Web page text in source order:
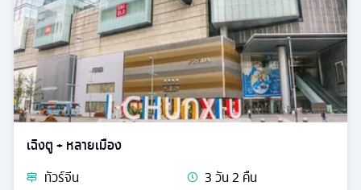
เฉิงตู + หลายเมือง
ทัวร์จีน 3วัน2 คืน